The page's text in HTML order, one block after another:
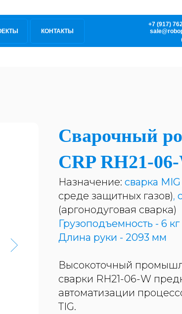
+7 (917)
КОНТАКТЫ
Сварочный
CRP RH21-
Назначение: сварка
среде защитных газов),
(аргонодуговая сварка)
Грузоподъемность - 6 кг
Длина руки - 2093 мм
Высокоточный
сварки RH21-06-W
автоматизации
TIG.